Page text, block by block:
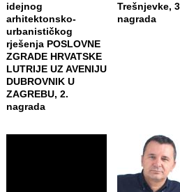
idejnog
arhitektonsko-
urbanističkog
rješenja POSLOVNE
ZGRADE HRVATSKE
LUTRIJE UZ AVENIJU
DUBROVNIK U
ZAGREBU, 2.
nagrada
Trešnjevke,
nagrada